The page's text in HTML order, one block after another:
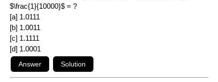
$\frac{1}{10000}$ = ?
[a] 1.0111
[b] 1.0011
[c] 1.1111
[d] 1.0001